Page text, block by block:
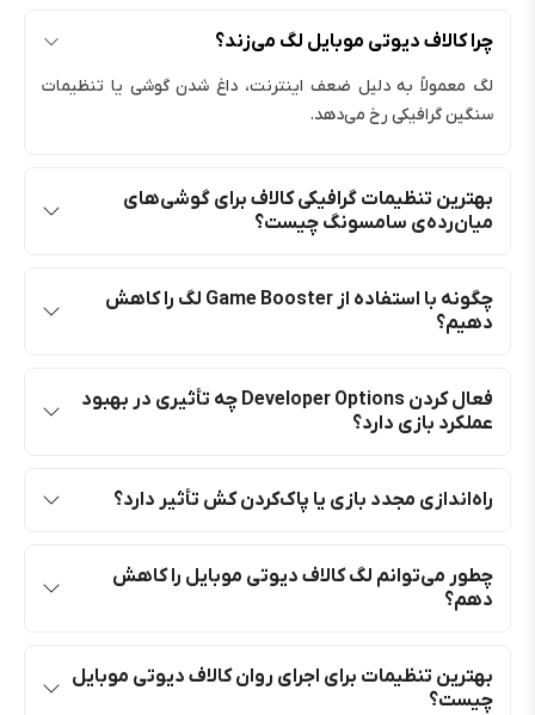
چرا کالاف دیوتی موبایل لگ می‌زند؟
لگ معمولاً به دلیل ضعف اینترنت، داغ شدن گوشی یا تنظیمات
سنگین گرافیکی رخ می‌دهد.
بهترین تنظیمات گرافیکی کالاف برای گوشی‌های
میان‌رده‌ی سامسونگ چیست؟
چگونه با استفاده از Game Booster لگ را کاهش
دهیم؟
فعال کردن Developer Options چه تأثیری در بهبود
عملکرد بازی دارد؟
راه‌اندازی مجدد بازی یا پاک‌کردن کش تأثیر دارد؟
چطور می‌توانم لگ کالاف دیوتی موبایل را کاهش
دهم؟
بهترین تنظیمات برای اجرای روان کالاف دیوتی موبایل
چیست؟